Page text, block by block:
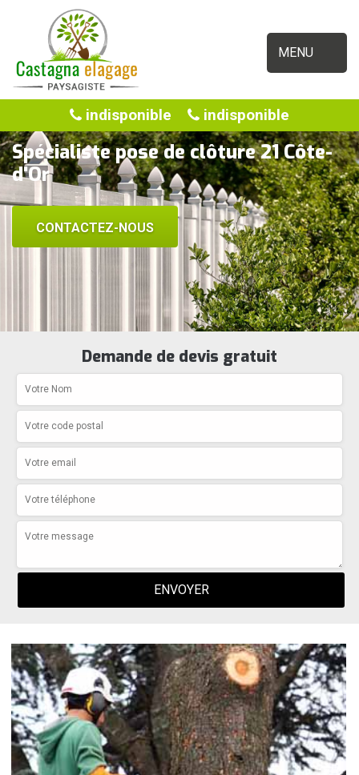
MENU
indisponible indisponible
Spécialiste pose de clôture 21 Côte-
d'Or
CONTACTEZ-NOUS
Demande de devis gratuit